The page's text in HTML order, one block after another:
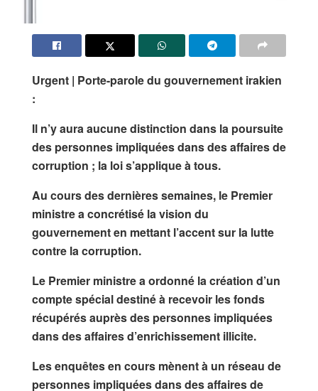
Urgent | Porte-parole du gouvernement irakien
:
Il n’y aura aucune distinction dans la poursuite
des personnes impliquées dans des affaires de
corruption ; la loi s’applique à tous.
Au cours des dernières semaines, le Premier
ministre a concrétisé la vision du
gouvernement en mettant l’accent sur la lutte
contre la corruption.
Le Premier ministre a ordonné la création d’un
compte spécial destiné à recevoir les fonds
récupérés auprès des personnes impliquées
dans des affaires d’enrichissement illicite.
Les enquêtes en cours mènent à un réseau de
personnes impliquées dans des affaires de